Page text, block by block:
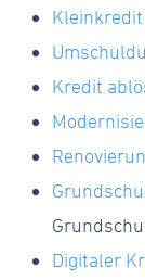
Kleinkredit
Kredit
Digitaler